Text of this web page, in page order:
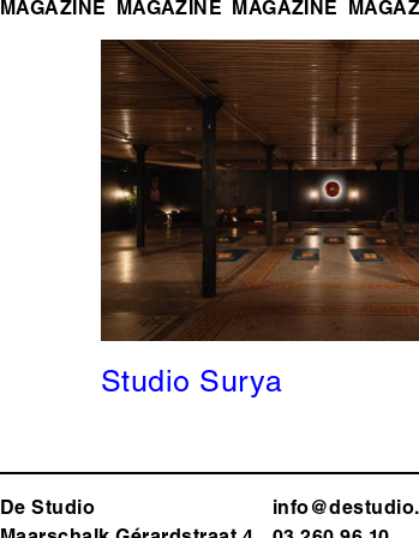
MAGAZINE MAGAZINE MAGAZINE
Studio Surya
De Studio